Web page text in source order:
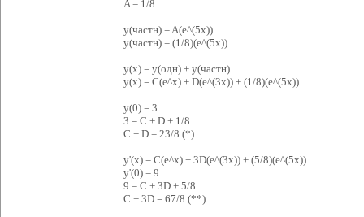
A = 1/8
y(частн) = A(e^(5x))
y(частн) = (1/8)(e^(5x))
y(x) = y(одн) + y(частн)
y(x) = C(e^x) + D(e^(3x)) + (1/8)(e^(5x))
y(0) = 3
3 = C + D + 1/8
C + D = 23/8 (*)
y'(x) = C(e^x) + 3D(e^(3x)) + (5/8)(e^(5x))
y'(0) = 9
9 = C + 3D + 5/8
C + 3D = 67/8 (**)